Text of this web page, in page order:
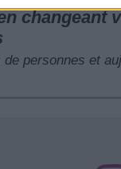
changeant
personnes et